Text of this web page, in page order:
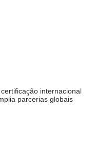
internacional
parcerias globais